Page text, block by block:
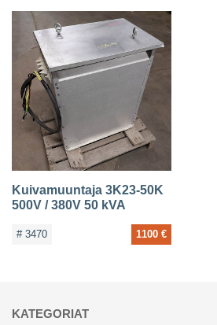
Kuivamuuntaja 3K23-50K
500V / 380V 50 kVA
# 3470 1100 €
KATEGORIAT